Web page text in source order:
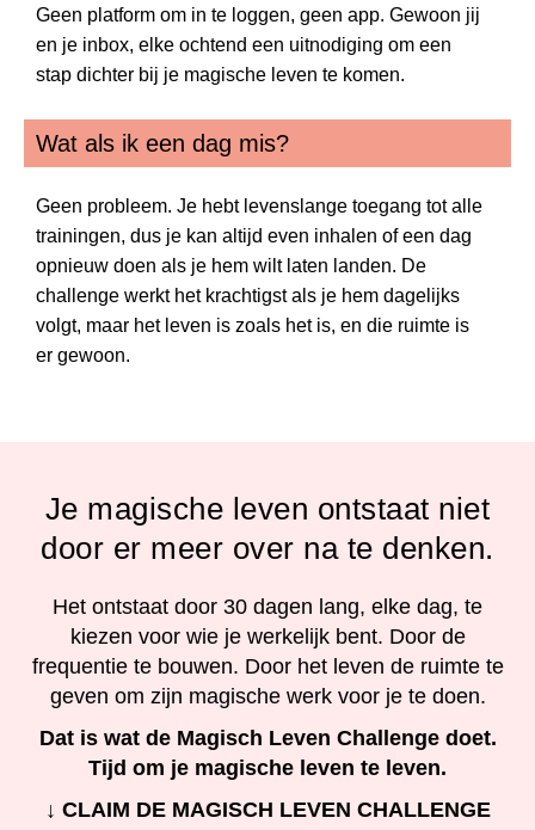
Geen platform om in te loggen, geen app. Gewoon jij
en je inbox, elke ochtend een uitnodiging om een
stap dichter bij je magische leven te komen.
Wat als ik een dag mis?
Geen probleem. Je hebt levenslange toegang tot alle
trainingen, dus je kan altijd even inhalen of een dag
opnieuw doen als je hem wilt laten landen. De
challenge werkt het krachtigst als je hem dagelijks
volgt, maar het leven is zoals het is, en die ruimte is
er gewoon.
Je magische leven ontstaat niet
door er meer over na te denken.
Het ontstaat door 30 dagen lang, elke dag, te
kiezen voor wie je werkelijk bent. Door de
frequentie te bouwen. Door het leven de ruimte te
geven om zijn magische werk voor je te doen.
Dat is wat de Magisch Leven Challenge doet.
Tijd om je magische leven te leven.
↓ CLAIM DE MAGISCH LEVEN CHALLENGE